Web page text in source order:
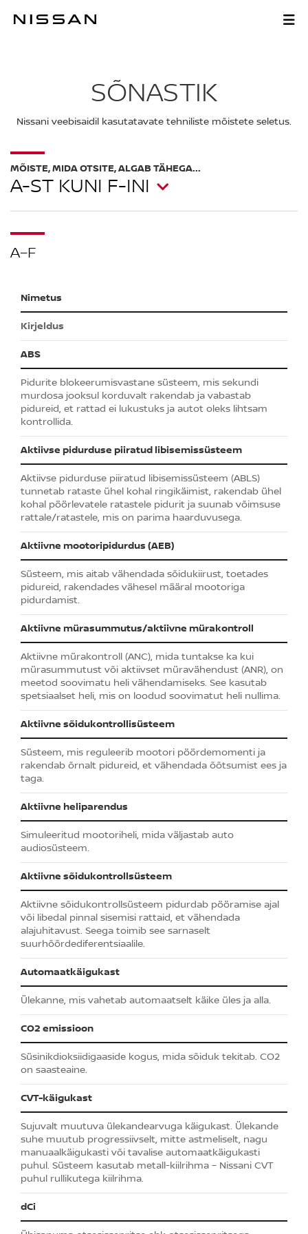
põhisisu
SÕNASTIK
SÕNASTIK
Nissani veebisaidil kasutatavate tehniliste mõistete seletus.
MÕISTE, MIDA OTSITE, ALGAB TÄHEGA...
A-ST KUNI F-INI
A–F
Nimetus
Kirjeldus
ABS
Pidurite blokeerumisvastane süsteem, mis sekundi
murdosa jooksul korduvalt rakendab ja vabastab
pidureid, et rattad ei lukustuks ja autot oleks lihtsam
kontrollida.
Aktiivse pidurduse piiratud libisemissüsteem
Aktiivse pidurduse piiratud libisemissüsteem (ABLS)
tunnetab rataste ühel kohal ringikäimist, rakendab ühel
kohal pöörlevatele ratastele pidurit ja suunab võimsuse
rattale/ratastele, mis on parima haarduvusega.
Aktiivne mootoripidurdus (AEB)
Süsteem, mis aitab vähendada sõidukiirust, toetades
pidureid, rakendades vähesel määral mootoriga
pidurdamist.
Aktiivne mürasummutus/aktiivne mürakontroll
Aktiivne mürakontroll (ANC), mida tuntakse ka kui
mürasummutust või aktiivset müravähendust (ANR), on
meetod soovimatu heli vähendamiseks. See kasutab
spetsiaalset heli, mis on loodud soovimatut heli nullima.
Aktiivne sõidukontrollisüsteem
Süsteem, mis reguleerib mootori pöördemomenti ja
rakendab õrnalt pidureid, et vähendada õõtsumist ees ja
taga.
Aktiivne heliparendus
Simuleeritud mootoriheli, mida väljastab auto
audiosüsteem.
Aktiivne sõidukontrollsüsteem
Aktiivne sõidukontrollsüsteem pidurdab pööramise ajal
või libedal pinnal sisemisi rattaid, et vähendada
alajuhitavust. Seega toimib see sarnaselt
suurhõõrdediferentsiaalile.
Automaatkäigukast
Ülekanne, mis vahetab automaatselt käike üles ja alla.
CO2 emissioon
Süsinikdioksiidigaaside kogus, mida sõiduk tekitab. CO2
on saasteaine.
CVT-käigukast
Sujuvalt muutuva ülekandearvuga käigukast. Ülekande
suhe muutub progressiivselt, mitte astmeliselt, nagu
manuaalkäigukasti või tavalise automaatkäigukasti
puhul. Süsteem kasutab metall-kiilrihma – Nissani CVT
puhul rullikutega kiilrihma.
dCi